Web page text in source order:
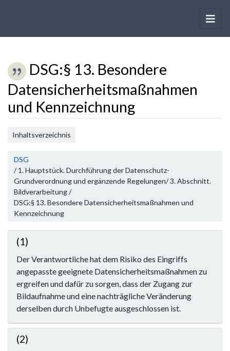
DSG:§ 13. Besondere
Datensicherheitsmaßnahmen
und Kennzeichnung
Wechseln zu:Navigation
Inhaltsverzeichnis
DSG
/ 1. Hauptstück. Durchführung der Datenschutz-
Grundverordnung und ergänzende Regelungen/ 3. Abschnitt.
Bildverarbeitung /
DSG:§ 13. Besondere Datensicherheitsmaßnahmen und
Kennzeichnung
(1)
Der Verantwortliche hat dem Risiko des Eingriffs
angepasste geeignete Datensicherheitsmaßnahmen zu
ergreifen und dafür zu sorgen, dass der Zugang zur
Bildaufnahme und eine nachträgliche Veränderung
derselben durch Unbefugte ausgeschlossen ist.
(2)